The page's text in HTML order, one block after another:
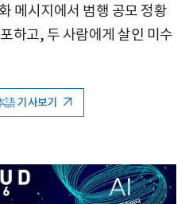
메시지에서 범행 공모 정황
하고, 두 사람에게 살인 미수
語 기사보기